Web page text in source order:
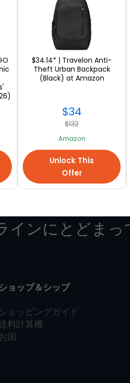
からの特別割
インにとどまっ
ショップ＆シップ
ショッピングガイド
料計算機
国
$34.14* | Travelon Anti-
Theft Urban Backpack
(Black) at Amazon
$34
$132
Amazon
Unlock This
Offer